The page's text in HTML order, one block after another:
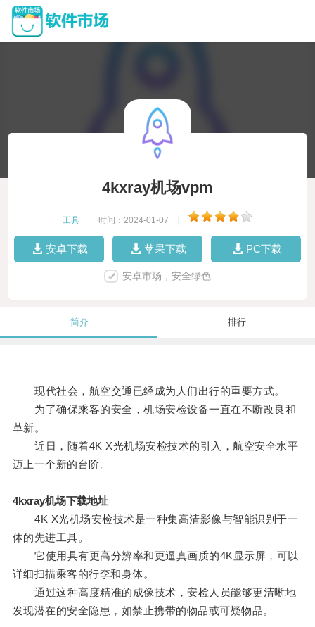
4kxray机场vpm
工具 时间：2024-01-07
安卓下载 苹果下载 PC下载
安卓市场，安全绿色
简介 排行
现代社会，航空交通已经成为人们出行的重要方式。
为了确保乘客的安全，机场安检设备一直在不断改良和
革新。
近日，随着4K X光机场安检技术的引入，航空安全水平
迈上一个新的台阶。
4kxray机场下载地址
4K X光机场安检技术是一种集高清影像与智能识别于一
体的先进工具。
它使用具有更高分辨率和更逼真画质的4K显示屏，可以
详细扫描乘客的行李和身体。
通过这种高度精准的成像技术，安检人员能够更清晰地
发现潜在的安全隐患，如禁止携带的物品或可疑物品。